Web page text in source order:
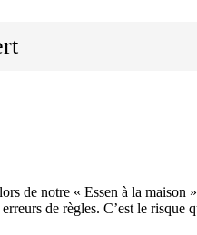
de notre « Essen à la
de règles. C’est le